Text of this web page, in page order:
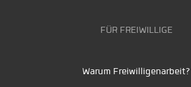
FÜR FREIWILLIGE
Warum Freiwilligenarbeit?